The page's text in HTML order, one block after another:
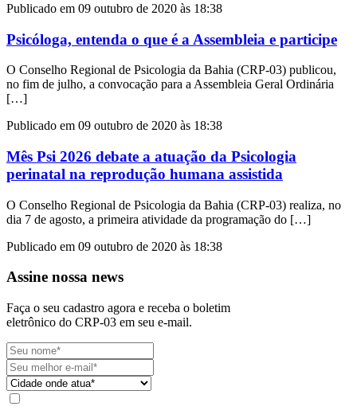
Publicado em 09 outubro de 2020 às 18:38
Psicóloga, entenda o que é a Assembleia e participe
O Conselho Regional de Psicologia da Bahia (CRP-03) publicou,
no fim de julho, a convocação para a Assembleia Geral Ordinária
[…]
Publicado em 09 outubro de 2020 às 18:38
Mês Psi 2026 debate a atuação da Psicologia
perinatal na reprodução humana assistida
O Conselho Regional de Psicologia da Bahia (CRP-03) realiza, no
dia 7 de agosto, a primeira atividade da programação do […]
Publicado em 09 outubro de 2020 às 18:38
Assine nossa news
Faça o seu cadastro agora e receba o boletim
eletrônico do CRP-03 em seu e-mail.